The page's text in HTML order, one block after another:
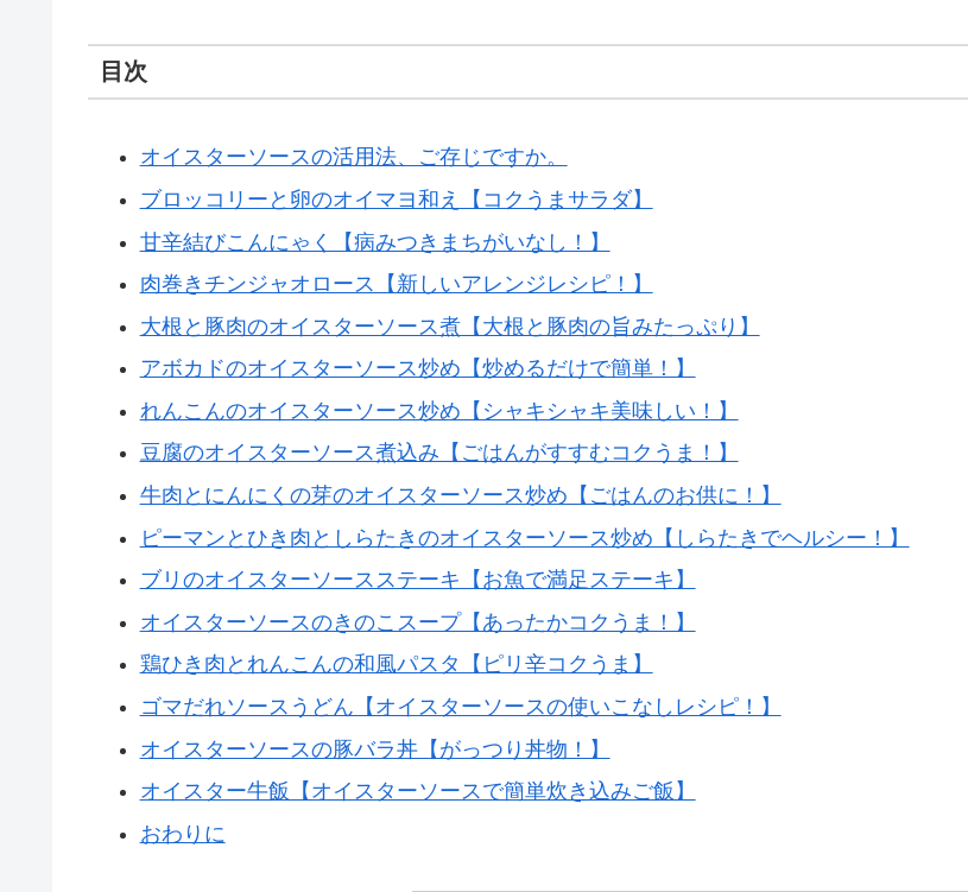
目次
オイスターソースの活用法、ご存じですか。
ブロッコリーと卵のオイマヨ和え【コクうまサラダ】
甘辛結びこんにゃく【病みつきまちがいなし！】
肉巻きチンジャオロース【新しいアレンジレシピ！】
大根と豚肉のオイスターソース煮【大根と豚肉の旨みたっぷり】
アボカドのオイスターソース炒め【炒めるだけで簡単！】
れんこんのオイスターソース炒め【シャキシャキ美味しい！】
豆腐のオイスターソース煮込み【ごはんがすすむコクうま！】
牛肉とにんにくの芽のオイスターソース炒め【ごはんのお供に！】
ピーマンとひき肉としらたきのオイスターソース炒め【しらたきでヘルシー！】
ブリのオイスターソースステーキ【お魚で満足ステーキ】
オイスターソースのきのこスープ【あったかコクうま！】
鶏ひき肉とれんこんの和風パスタ【ピリ辛コクうま】
ゴマだれソースうどん【オイスターソースの使いこなしレシピ！】
オイスターソースの豚バラ丼【がっつり丼物！】
オイスター牛飯【オイスターソースで簡単炊き込みご飯】
おわりに